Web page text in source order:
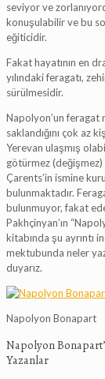
seviyor ve
konuşulabilir ve bu
eğiticidir.
Fakat hayatının en
yılındaki feragatı,
sürülmesidir.
Napolyon’un feragat
saklandığını çok az
Yerevan ulaşmış
götürmez
Çarents’in ismine
bulunmaktadır.
bulunmuyor, fakat
Pakhçinyan’ın
kitabında şu ayrıntı
mektubunda neler
duyarız.
Napolyon Bonapart
Napolyon
Yazanlar